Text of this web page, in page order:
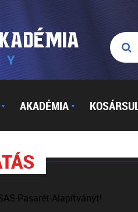
▼ AKADÉMIA ▼
Pasarét Alapítványt!